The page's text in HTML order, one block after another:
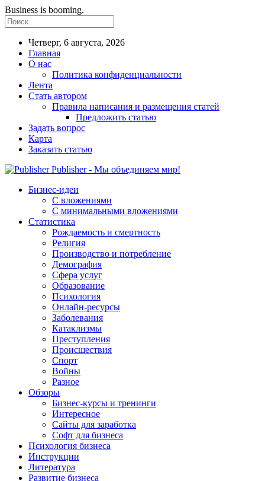
Business is booming.
Четверг, 6 августа, 2026
Главная
О нас
Политика конфиденциальности
Лента
Стать автором
Правила написания и размещения статей
Предложить статью
Задать вопрос
Карта
Заказать статью
Publisher - Мы объединяем мир!
Бизнес-идеи
С вложениями
С минимальными вложениями
Статистика
Рождаемость и смертность
Религия
Производство и потребление
Демография
Сфера услуг
Образование
Психология
Онлайн-ресурсы
Заболевания
Катаклизмы
Преступления
Происшествия
Спорт
Войны
Разное
Обзоры
Бизнес-курсы и тренинги
Интересное
Сайты для заработка
Софт для бизнеса
Психология бизнеса
Инструкции
Литература
Развитие бизнеса